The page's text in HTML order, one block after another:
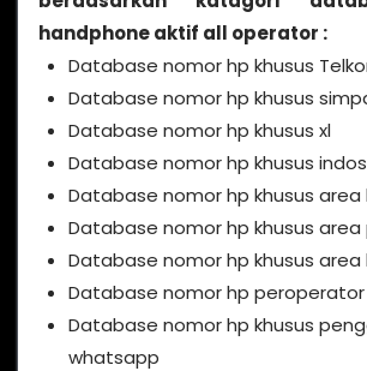
handphone aktif all operator :
Database nomor hp khusus
Database nomor hp khusus
Database nomor hp khusus xl
Database nomor hp khusus
Database nomor hp khusus area
Database nomor hp khusus area
Database nomor hp khusus
Database nomor hp peroperator
Database nomor hp khusus
whatsapp